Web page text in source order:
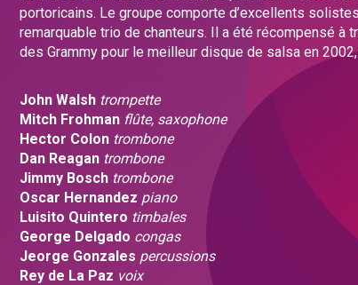
portoricains. Le groupe comporte d’excellents solistes
remarquable trio de chanteurs. Il a été récompensé à
des Grammy pour le meilleur disque de salsa en
John Walsh trompette
Mitch Frohman flûte, saxophone
Hector Colon trombone
Dan Reagan trombone
Jimmy Bosch trombone
Oscar Hernandez piano
Luisito Quintero timbales
George Delgado congas
Jeorge Gonzales percussions
Rey de La Paz voix